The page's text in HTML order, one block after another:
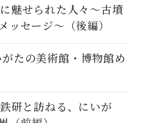
魅せられた人々～古墳
ッセージ～（後編）
の美術館・博物館め
研と訪ねる、にいが